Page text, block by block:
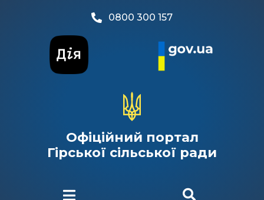
0800 300 157
Офіційний портал
Гірської сільської ради